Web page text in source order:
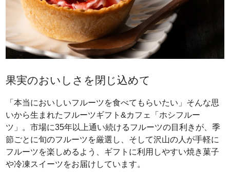
果実のおいしさを閉じ込めて
「本当においしいフルーツを食べてもらいたい」そんな思
いから生まれたフルーツギフト&カフェ「ホシフルー
ツ」。市場に35年以上通い続けるフルーツの目利きが、季
節ごとに旬のフルーツを厳選し、そして沢山の人が手軽に
フルーツを楽しめるよう、ギフトに利用しやすい焼き菓子
や冷凍スイーツをお届けしています。